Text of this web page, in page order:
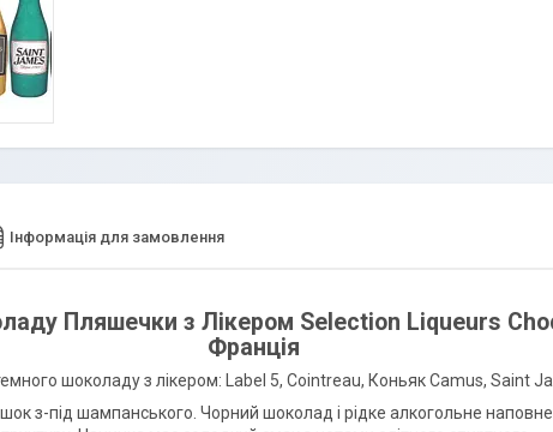
Інформація для замовлення
Пляшечки з Лікером Selection Liqueurs
Франція
шоколаду з лікером: Label 5, Cointreau, Коньяк Camus, Saint
з-під шампанського. Чорний шоколад і рідке алкогольне